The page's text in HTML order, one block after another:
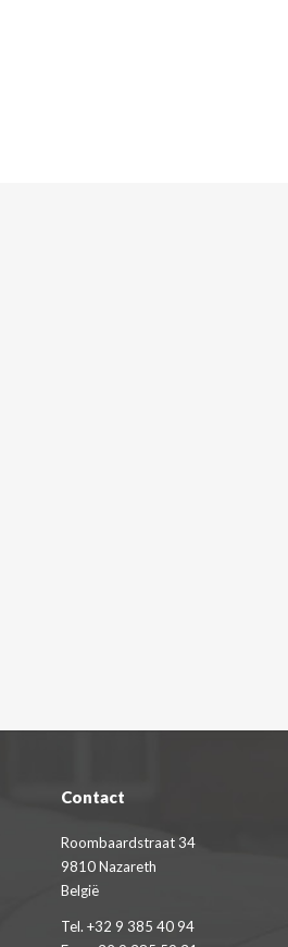
Contact
Roombaardstraat 34
9810 Nazareth
België
Tel. +32 9 385 40 94